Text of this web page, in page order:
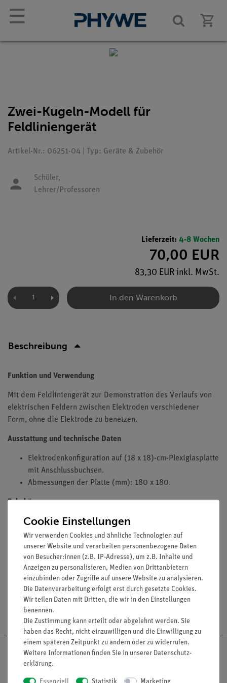
☰
Zwei-Kugeln-Modell für
Feldliniengerät
Artikel-Nr.: 06251-04 | Typ: Geräte & Zubehör
Schüler,
Lehrer/Professoren
Lieferzeit: 4-8 Wochen
70,00 EUR
83,30 EUR inkl. MwSt.
In den Warenkorb
Beschreibung
Funktion und Verwendung
Mit dem Feldliniengerät zur Demonstration des Verlaufs von
elektrischen Feldern zwischen Elektroden verschiedener
Form, ohne die Elektrode zu benetzen.
Ausstattung und technische Daten
Elektrodenkonfiguration auf (18 x 18)-cm-Plexiglasplatte
mit Anschlussbuchsen.
Abmessungen der Platte (mm): 180 x 180.
Zubehör
Geeignete Stromquelle: Hochspannungsgerät 0...25 kV
(13671.93).
Erforderlich: Grieß, 50 g (06255.00); Rizinusöl, 250 ml
(31799.27).
Cookie Einstellungen
Wir verwenden Cookies und ähnliche Technologien auf
unserer Website und verarbeiten personenbezogene Daten
von Besucher:innen (z.B. IP-Adresse), um z.B. Inhalte und
Anzeigen zu personalisieren, Medien von Drittanbietern
einzubinden oder Zugriffe auf unsere Website zu analysieren.
Die Datenverarbeitung erfolgt erst durch gesetzte Cookies.
Wir teilen Daten mit Dritten, die wir in den Einstellungen
benennen.
Die Zustimmung kann erteilt oder abgelehnt werden. Sie
haben das Recht, nicht einzuwilligen und die Einwilligung zu
einem späteren Zeitpunkt zu ändern oder zu widerrufen.
Weitere Informationen finden Sie in unserer Daten­schutz­
erklärung.
Essenziell Statistik Marketing